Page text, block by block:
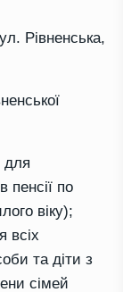
Рівненська,
для
пенсії по
віку);
всіх
та діти з
сімей